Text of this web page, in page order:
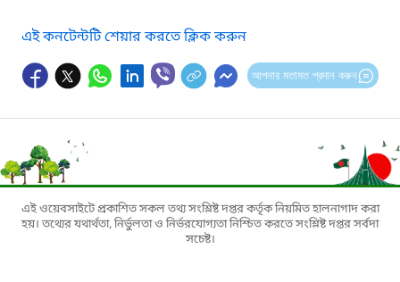
এই কনটেন্টটি শেয়ার করতে ক্লিক করুন
আপনার মতামত প্রদান করুন
এই ওয়েবসাইটে প্রকাশিত সকল তথ্য সংশ্লিষ্ট দপ্তর কর্তৃক নিয়মিত হালনাগাদ করা
হয়। তথ্যের যথার্থতা, নির্ভুলতা ও নির্ভরযোগ্যতা নিশ্চিত করতে সংশ্লিষ্ট দপ্তর সর্বদা
সচেষ্ট।